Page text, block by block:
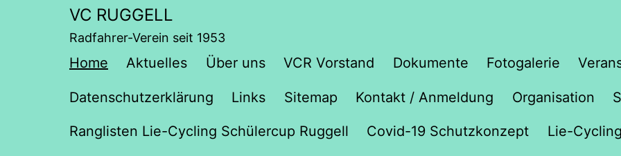
VC RUGGELL
Radfahrer-Verein seit 1953
Home Aktuelles Über uns VCR Vorstand Dokumente Fotogalerie
Datenschutzerklärung Links Sitemap Kontakt / Anmeldung Organisation
Ranglisten Lie-Cycling Schülercup Ruggell Covid-19 Schutzkonzept Lie-